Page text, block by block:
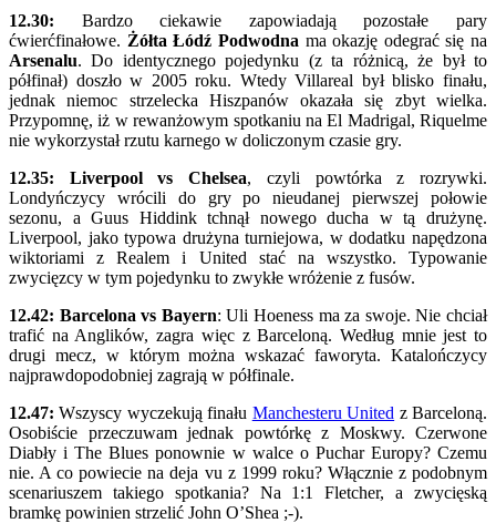
12.30: Bardzo ciekawie zapowiadają pozostałe pary
ćwierćfinałowe. Żółta Łódź Podwodna ma okazję odegrać się na
Arsenalu. Do identycznego pojedynku (z ta różnicą, że był to
półfinał) doszło w 2005 roku. Wtedy Villareal był blisko finału,
jednak niemoc strzelecka Hiszpanów okazała się zbyt wielka.
Przypomnę, iż w rewanżowym spotkaniu na El Madrigal, Riquelme
nie wykorzystał rzutu karnego w doliczonym czasie gry.
12.35:
Liverpool vs Chelsea, czyli powtórka z rozrywki.
Londyńczycy wrócili do gry po nieudanej pierwszej połowie
sezonu, a Guus Hiddink tchnął nowego ducha w tą drużynę.
Liverpool, jako typowa drużyna turniejowa, w dodatku napędzona
wiktoriami z Realem i United stać na wszystko. Typowanie
zwycięzcy w tym pojedynku to zwykłe wróżenie z fusów.
12.42: Barcelona vs Bayern: Uli Hoeness ma za swoje. Nie chciał
trafić na Anglików, zagra więc z Barceloną. Według mnie jest to
drugi mecz, w którym można wskazać faworyta. Katalończycy
najprawdopodobniej zagrają w półfinale.
12.47: Wszyscy wyczekują finału Manchesteru United z Barceloną.
Osobiście przeczuwam jednak powtórkę z Moskwy. Czerwone
Diabły i The Blues ponownie w walce o Puchar Europy? Czemu
nie. A co powiecie na deja vu z 1999 roku? Włącznie z podobnym
scenariuszem takiego spotkania? Na 1:1 Fletcher, a zwycięską
bramkę powinien strzelić John O’Shea ;-).